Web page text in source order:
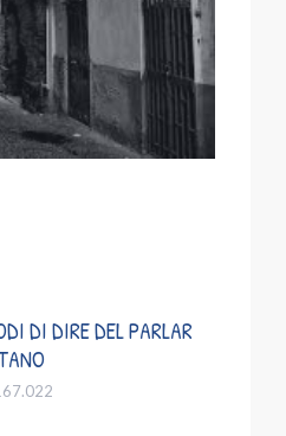
DI DIRE DEL PARLAR